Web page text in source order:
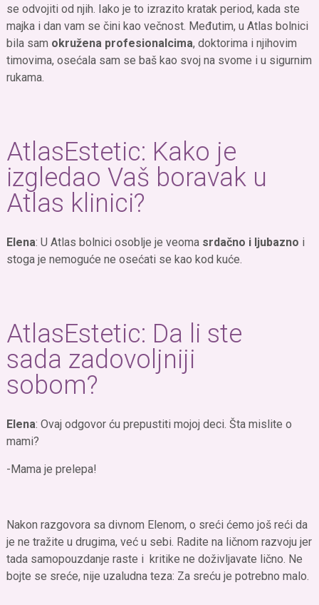
se odvojiti od njih. Iako je to izrazito kratak period, kada ste
majka i dan vam se čini kao večnost. Međutim, u Atlas bolnici
bila sam okružena profesionalcima, doktorima i njihovim
timovima, osećala sam se baš kao svoj na svome i u sigurnim
rukama.
AtlasEstetic: Kako je
izgledao Vaš boravak u
Atlas klinici?
Elena: U Atlas bolnici osoblje je veoma srdačno i ljubazno i
stoga je nemoguće ne osećati se kao kod kuće.
AtlasEstetic: Da li ste
sada zadovoljniji
sobom?
Elena: Ovaj odgovor ću prepustiti mojoj deci. Šta mislite o
mami?
-Mama je prelepa!
Nakon razgovora sa divnom Elenom, o sreći ćemo još reći da
je ne tražite u drugima, već u sebi. Radite na ličnom razvoju jer
tada samopouzdanje raste i kritike ne doživljavate lično. Ne
bojte se sreće, nije uzaludna teza: Za sreću je potrebno malo.